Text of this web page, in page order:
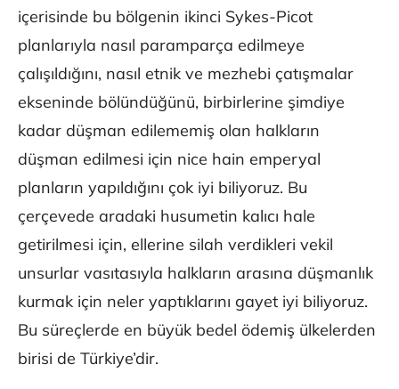
içerisinde bu bölgenin ikinci Sykes-Picot
planlarıyla nasıl paramparça edilmeye
çalışıldığını, nasıl etnik ve mezhebi çatışmalar
ekseninde bölündüğünü, birbirlerine şimdiye
kadar düşman edilememiş olan halkların
düşman edilmesi için nice hain emperyal
planların yapıldığını çok iyi biliyoruz. Bu
çerçevede aradaki husumetin kalıcı hale
getirilmesi için, ellerine silah verdikleri vekil
unsurlar vasıtasıyla halkların arasına düşmanlık
kurmak için neler yaptıklarını gayet iyi biliyoruz.
Bu süreçlerde en büyük bedel ödemiş ülkelerden
birisi de Türkiye’dir.